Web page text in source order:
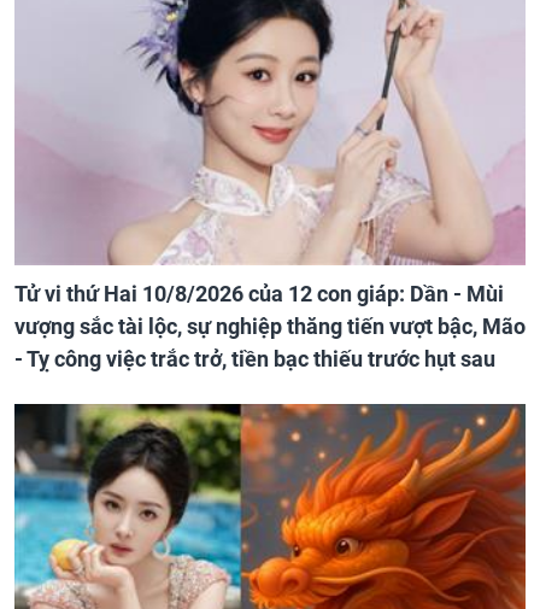
Tử vi thứ Hai 10/8/2026 của 12 con giáp: Dần - Mùi
vượng sắc tài lộc, sự nghiệp thăng tiến vượt bậc, Mão
- Tỵ công việc trắc trở, tiền bạc thiếu trước hụt sau